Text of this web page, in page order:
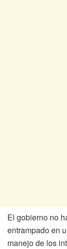
El gobierno no
entrampado en
manejo de los